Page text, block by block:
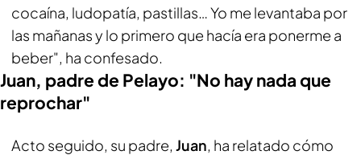
cocaína, ludopatía, pastillas… Yo me levantaba por
las mañanas y lo primero que hacía era ponerme a
beber", ha confesado.
Juan, padre de Pelayo: "No hay nada que
reprochar"
Acto seguido, su padre, Juan, ha relatado cómo